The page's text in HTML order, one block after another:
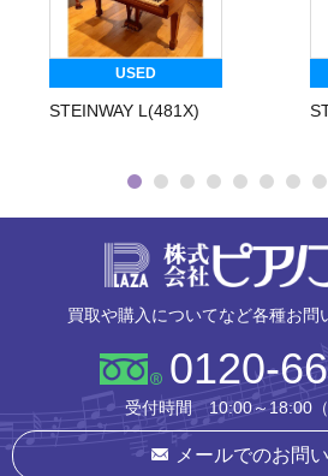
USED
STEINWAY L(481X)
買取や購入についてなど各種お問
0120-
受付時間 10:00～18:00（
メールでのお問